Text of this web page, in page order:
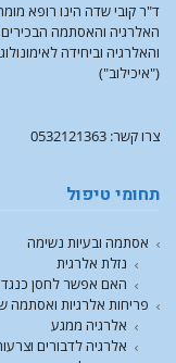
ד"ר קובי שדה הינו רופא
האלרגיה והאסתמה
והאלרגיה וביחידה
("איכילוב")
צרו קשר: 0532121363
תחומי טיפול
אסתמה ובעיות נשימה
נזלת אלרגית
האם אפשר לחסן כנגד
פריחות אלרגיות ואסתמה
אלרגיה ממגע
אלרגיה לדבורים